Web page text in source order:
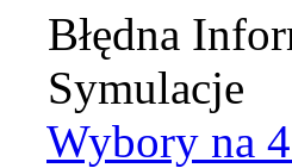
Błędna
Symulacje
Wybory na